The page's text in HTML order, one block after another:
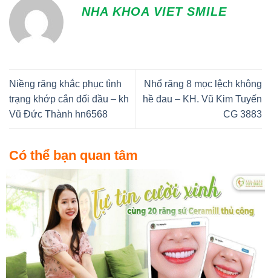
NHA KHOA VIET SMILE
Niềng răng khắc phục tình
trạng khớp cắn đối đầu – kh
Vũ Đức Thành hn6568
Nhổ răng 8 mọc lệch không
hề đau – KH. Vũ Kim Tuyến
CG 3883
Có thể bạn quan tâm